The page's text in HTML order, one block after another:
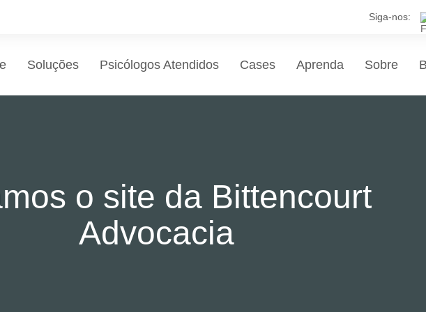
Siga-nos:
Soluções Psicólogos Atendidos Cases Aprenda Sobre
o site da Bittencourt
Advocacia